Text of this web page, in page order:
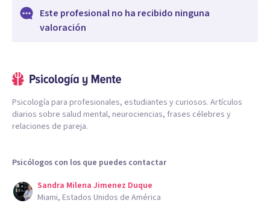
Este profesional no ha recibido ninguna
valoración
Psicología para profesionales, estudiantes y curiosos. Artículos
diarios sobre salud mental, neurociencias, frases célebres y
relaciones de pareja.
Psicólogos con los que puedes contactar
Sandra Milena Jimenez Duque
Miami, Estados Unidos de América